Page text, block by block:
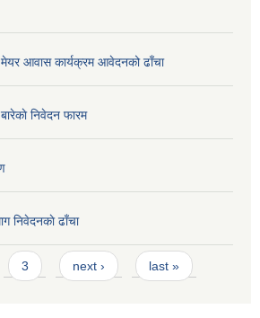
मेयर आवास कार्यक्रम आवेदनको ढाँचा
निवेदन फारम
निवेदनकाे ढाँचा
3 next › last »